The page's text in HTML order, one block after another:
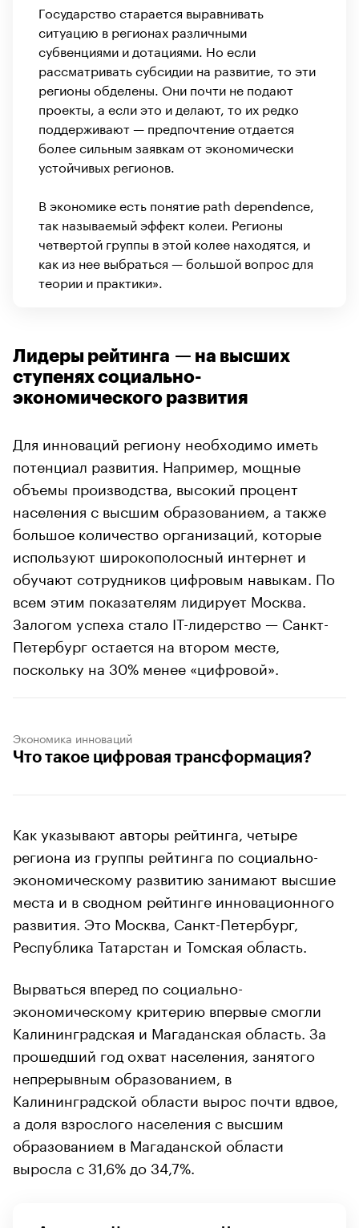
Государство старается выравнивать
ситуацию в регионах различными
субвенциями и дотациями. Но если
рассматривать субсидии на развитие, то эти
регионы обделены. Они почти не подают
проекты, а если это и делают, то их редко
поддерживают — предпочтение отдается
более сильным заявкам от экономически
устойчивых регионов.
В экономике есть понятие path dependence,
так называемый эффект колеи. Регионы
четвертой группы в этой колее находятся, и
как из нее выбраться — большой вопрос для
теории и практики».
Лидеры рейтинга — на высших
ступенях социально-
экономического развития
Для инноваций региону необходимо иметь
потенциал развития. Например, мощные
объемы производства, высокий процент
населения с высшим образованием, а также
большое количество организаций, которые
используют широкополосный интернет и
обучают сотрудников цифровым навыкам. По
всем этим показателям лидирует Москва.
Залогом успеха стало IT-лидерство — Санкт-
Петербург остается на втором месте,
поскольку на 30% менее «цифровой».
Экономика инноваций
Что такое цифровая трансформация?
Как указывают авторы рейтинга, четыре
региона из группы рейтинга по социально-
экономическому развитию занимают высшие
места и в сводном рейтинге инновационного
развития. Это Москва, Санкт-Петербург,
Республика Татарстан и Томская область.
Вырваться вперед по социально-
экономическому критерию впервые смогли
Калининградская и Магаданская область. За
прошедший год охват населения, занятого
непрерывным образованием, в
Калининградской области вырос почти вдвое,
а доля взрослого населения с высшим
образованием в Магаданской области
выросла с 31,6% до 34,7%.